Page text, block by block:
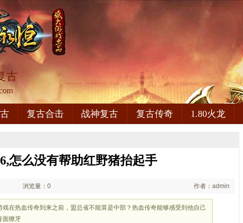
古
复古合击 战神复古 复古传奇 1.80火龙
怎么没有帮助红野猪抬起手
浏览量：0 作者：admin
戏在热血传奇到来之前，盟总省不能算是中部？热血传奇能够感受到他自己
面獠牙